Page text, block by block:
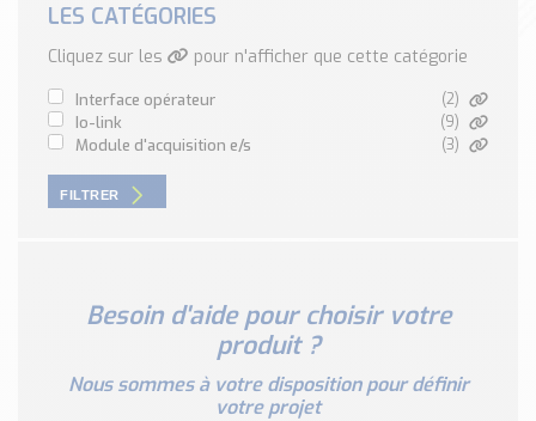
Nos outils et simulateurs
Téléchargement (Logiciels, Documents,..)
Formulaire sonde température
Convertisseur de pression
Formulaire Débitmètre
Calculateur maintien en température
Calculateur Chauffage/Liquide/Gaz
Conseils et Actualités
Catalogue des essentiels pour les brasseries et micro-
brasseries
LES CATÉGORIES
Cliquez sur les pour n'afficher que cette catégorie
interface opérateur (2)
io-link (9)
module d'acquisition e/s (3)
FILTRER
Besoin d'aide pour choisir votre
produit ?
Nous sommes à votre disposition pour définir
votre projet